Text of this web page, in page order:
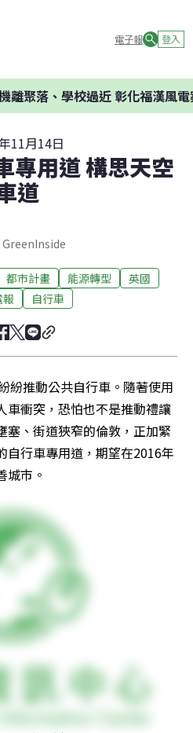
電子報 登入
落、學校過近 彰化福漢風電案
11月14日
專用道 構思天空
道
GreenInside
都市計畫 能源轉型
英國
自行車
紛推動公共自行車。隨著使用
車衝突，恐怕也不是推動禮讓
塞、街道狹窄的倫敦，正加緊
自行車專用道，期望在2016年
城市。